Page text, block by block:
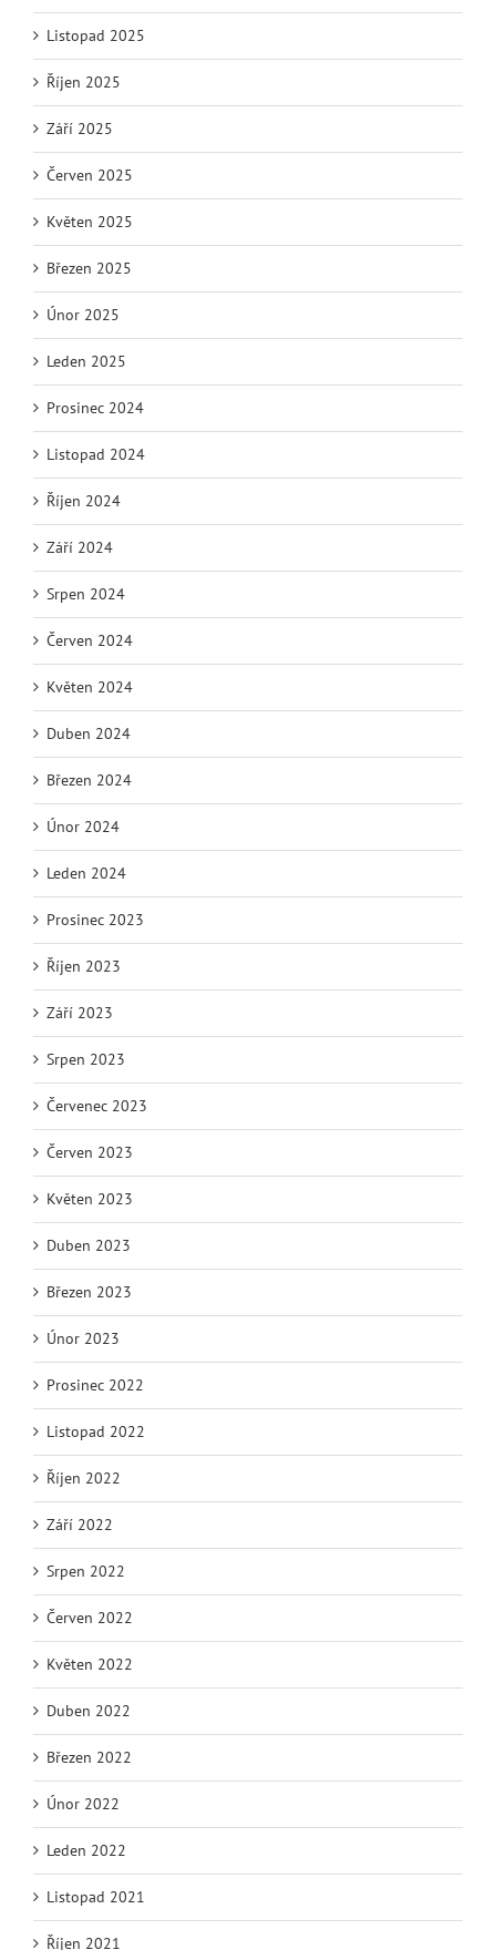
Listopad 2025
Říjen 2025
Září 2025
Červen 2025
Květen 2025
Březen 2025
Únor 2025
Leden 2025
Prosinec 2024
Listopad 2024
Říjen 2024
Září 2024
Srpen 2024
Červen 2024
Květen 2024
Duben 2024
Březen 2024
Únor 2024
Leden 2024
Prosinec 2023
Říjen 2023
Září 2023
Srpen 2023
Červenec 2023
Červen 2023
Květen 2023
Duben 2023
Březen 2023
Únor 2023
Prosinec 2022
Listopad 2022
Říjen 2022
Září 2022
Srpen 2022
Červen 2022
Květen 2022
Duben 2022
Březen 2022
Únor 2022
Leden 2022
Listopad 2021
Říjen 2021